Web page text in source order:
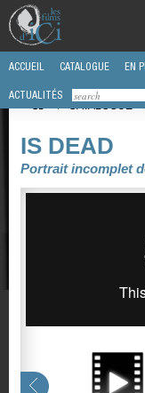
ACCUEIL CATALOGUE EN
ACTUALITÉS
/
CATALOGUE
IS DEAD
Portrait incomplet